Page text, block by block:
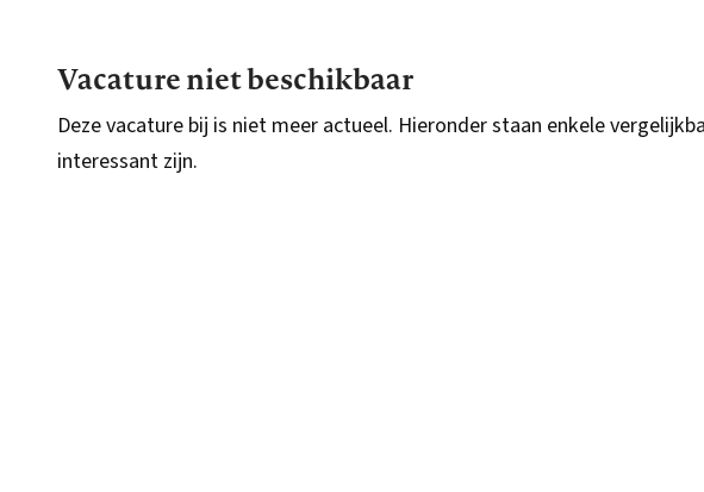
Vacature niet beschikbaar
Deze vacature bij is niet meer actueel. Hieronder staan enkele
interessant zijn.